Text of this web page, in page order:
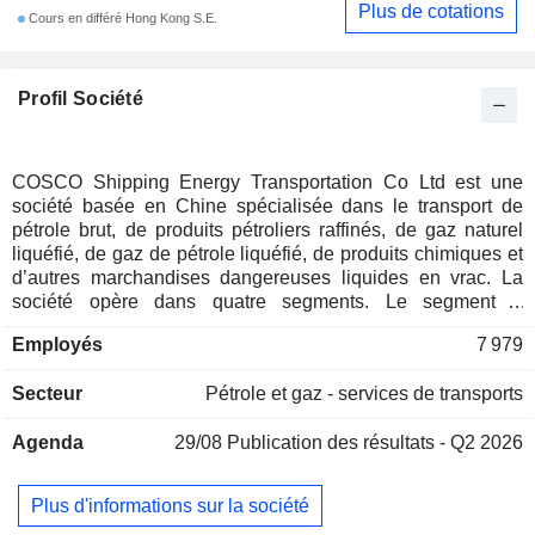
Profil Société
COSCO Shipping Energy Transportation Co Ltd est une
société basée en Chine spécialisée dans le transport de
pétrole brut, de produits pétroliers raffinés, de gaz naturel
liquéfié, de gaz de pétrole liquéfié, de produits chimiques et
d’autres marchandises dangereuses liquides en vrac. La
société opère dans quatre segments. Le segment «
solutions logistiques complètes, telles que l’importation de
transbordement dans le cadre du commerce intérieur, le
raffinés, ainsi que le transport de produits chimiques en aval.
est spécialisé dans le transport et la location de navires de
GNL. Le segment Transport de gaz de pétrole liquéfié (GPL)
Employés 7 979
Secteur Pétrole et gaz - services de transports
Agenda 29/08 Publication des résultats - Q2 2026
Plus d'informations sur la société
Cours en différé Hong Kong S.E. Plus de cotations